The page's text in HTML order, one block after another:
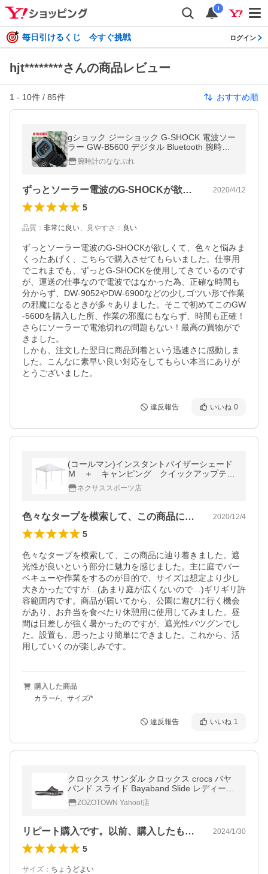
i
毎日引けるくじ 今すぐ挑戦 ログイン
hjt********さんの商品レビュー
1 - 10件 / 85件 おすすめ順
gショック ジーショック G-SHOCK 電波ソー
ラー GW-B5600 デジタル Bluetooth 腕時計
ブランド GW-B5600-2ER ブラック カシオ
メンズ プレゼント 実用的
腕時計のななぷれ
ずっとソーラー電波のG-SHOCKが欲… 2020/4/12
5
品質 ： 非常に良い、 見やすさ ： 良い
ずっとソーラー電波のG-SHOCKが欲しくて、色々と悩みま
くったあげく、こちらで購入させてもらいました。仕事用
でこれまでも、ずっとG-SHOCKを使用してきているのです
が、運送の仕事なので電波ではなかった為、正確な時間も
分からず、DW-9052やDW-6900などの少しゴツい形で作業
の邪魔になるときが多々ありました。そこで初めてこのGW
-5600を購入した所、作業の邪魔にもならず、時間も正確！
さらにソーラーで電池切れの問題もない！最高の買物がで
きました。
しかも、注文した翌日に商品到着という迅速さに感動しま
した。こんなに素早い良い対応をしてもらい本当にありが
とうございました。
違反報告 いいね 0
(コールマン)インスタントバイザーシェード
Ｍ ＋ キャンピング クイックアップテン
ト 2000034601
ネクサススポーツ店
色々なタープを模索して、この商品に辿り… 2020/12/4
5
色々なタープを模索して、この商品に辿り着きました。遮
光性が良いという部分に魅力を感じました。主に庭でバー
ベキューや作業をするのが目的で、サイズは想定より少し
大きかったですが…(あまり庭が広くないので…)ギリギリ許
容範囲内です。商品が届いてから、公園に遊びに行く機会
があり、お弁当を食べたり休憩用に使用してみました。昼
間は日差しが強く暑かったのですが、遮光性バツグンでし
た。設置も、思ったより簡単にできました。これから、活
用していくのが楽しみです。
購入した商品
カラー/-、サイズ/*
違反報告 いいね 1
クロックス サンダル クロックス crocs バヤ
バンド スライド Bayaband Slide レディース
メンズ
ZOZOTOWN Yahoo!店
リピート購入です。以前、購入したものが… 2024/1/30
5
サイズ ： ちょうどよい